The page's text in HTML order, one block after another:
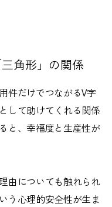
角形」の関係
件だけでつながるV字
して助けてくれる関係
と、幸福度と生産性が
由についても触れられ
う心理的安全性が生ま